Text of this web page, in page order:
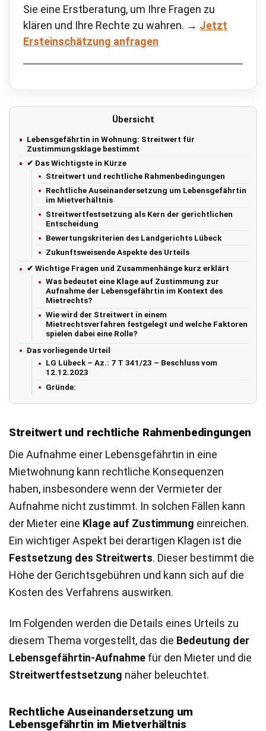
Sie eine Erstberatung, um Ihre Fragen zu
klären und Ihre Rechte zu wahren. → Jetzt
Ersteinschätzung anfragen
Übersicht
Lebensgefährtin in Wohnung: Streitwert für
Zustimmungsklage bestimmt
✔ Das Wichtigste in Kürze
Streitwert und rechtliche Rahmenbedingungen
Rechtliche Auseinandersetzung um Lebensgefährtin
im Mietverhältnis
Streitwertfestsetzung als Kern der gerichtlichen
Entscheidung
Bewertungskriterien des Landgerichts Lübeck
Zukunftsweisende Aspekte des Urteils
✔ Wichtige Fragen und Zusammenhänge kurz erklärt
Was bedeutet eine Klage auf Zustimmung zur
Aufnahme der Lebensgefährtin im Kontext des
Mietrechts?
Wie wird der Streitwert in einem
Mietrechtsverfahren festgelegt und welche Faktoren
spielen dabei eine Rolle?
Das vorliegende Urteil
LG Lübeck – Az.: 7 T 341/23 – Beschluss vom
12.12.2023
Gründe:
Streitwert und rechtliche Rahmenbedingungen
Die Aufnahme einer Lebensgefährtin in eine
Mietwohnung kann rechtliche Konsequenzen
haben, insbesondere wenn der Vermieter der
Aufnahme nicht zustimmt. In solchen Fällen kann
der Mieter eine Klage auf Zustimmung einreichen.
Ein wichtiger Aspekt bei derartigen Klagen ist die
Festsetzung des Streitwerts. Dieser bestimmt die
Höhe der Gerichtsgebühren und kann sich auf die
Kosten des Verfahrens auswirken.
Im Folgenden werden die Details eines Urteils zu
diesem Thema vorgestellt, das die Bedeutung der
Lebensgefährtin-Aufnahme für den Mieter und die
Streitwertfestsetzung näher beleuchtet.
Rechtliche Auseinandersetzung um
Lebensgefährtin im Mietverhältnis